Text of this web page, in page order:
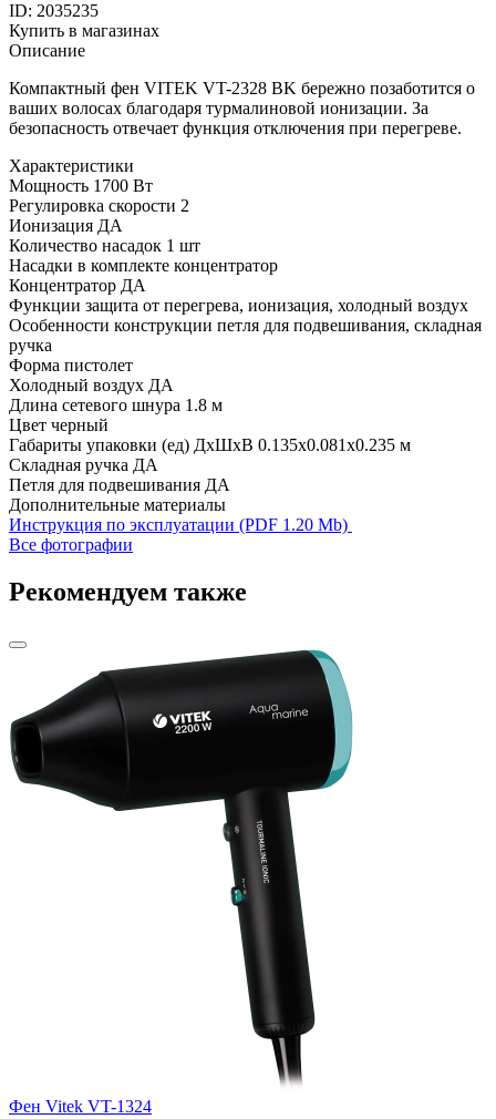
ID: 2035235
Купить в магазинах
Описание
Компактный фен VITEK VT-2328 BK бережно позаботится о
ваших волосах благодаря турмалиновой ионизации. За
безопасность отвечает функция отключения при перегреве.
Характеристики
Мощность 1700 Вт
Регулировка скорости 2
Ионизация ДА
Количество насадок 1 шт
Насадки в комплекте концентратор
Концентратор ДА
Функции защита от перегрева, ионизация, холодный воздух
Особенности конструкции петля для подвешивания, складная
ручка
Форма пистолет
Холодный воздух ДА
Длина сетевого шнура 1.8 м
Цвет черный
Габариты упаковки (ед) ДхШхВ 0.135x0.081x0.235 м
Складная ручка ДА
Петля для подвешивания ДА
Дополнительные материалы
Инструкция по эксплуатации (PDF 1.20 Mb)
Все фотографии
Рекомендуем также
Фен Vitek VT-1324